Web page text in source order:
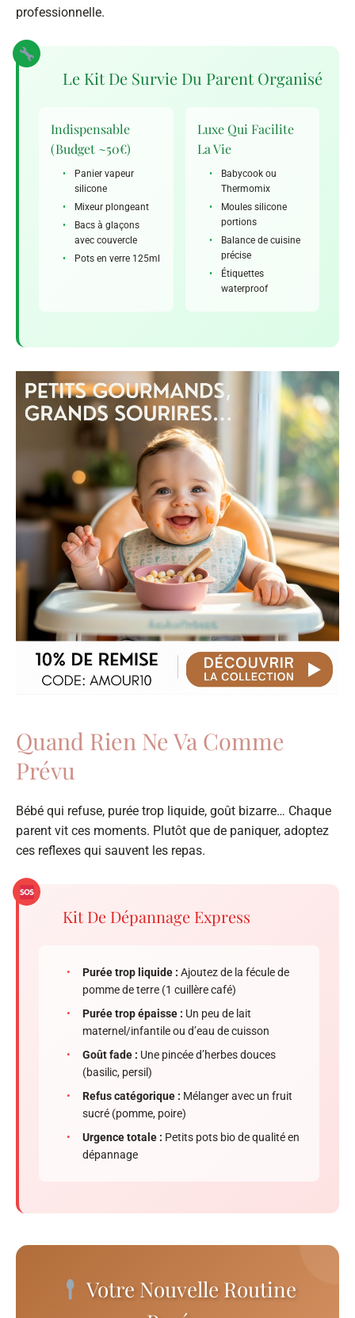
professionnelle.
Le Kit De Survie Du Parent Organisé
Indispensable
(budget ~50€)
•
Panier vapeur
silicone
•
Mixeur plongeant
•
Bacs à glaçons
avec couvercle
•
Pots en verre 125ml
Luxe Qui Facilite
La Vie
•
Babycook ou
Thermomix
•
Moules silicone
portions
•
Balance de cuisine
précise
•
Étiquettes
waterproof
Quand Rien Ne Va Comme
Prévu
Bébé qui refuse, purée trop liquide, goût bizarre… Chaque
parent vit ces moments. Plutôt que de paniquer, adoptez
ces reflexes qui sauvent les repas.
Kit De Dépannage Express
• Purée trop liquide : Ajoutez de la fécule de
pomme de terre (1 cuillère café)
•
Purée trop épaisse : Un peu de lait
maternel/infantile ou d’eau de cuisson
•
Goût fade : Une pincée d’herbes douces
(basilic, persil)
•
Refus catégorique : Mélanger avec un fruit
sucré (pomme, poire)
•
Urgence totale : Petits pots bio de qualité en
dépannage
Votre Nouvelle Routine